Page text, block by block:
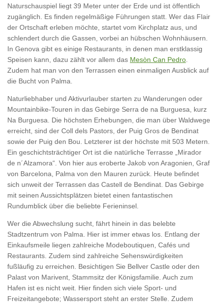
Naturschauspiel liegt 39 Meter unter der Erde und ist öffentlich
zugänglich. Es finden regelmäßige Führungen statt. Wer das Flair
der Ortschaft erleben möchte, startet vom Kirchplatz aus, und
schlendert durch die Gassen, vorbei an hübschen Wohnhäusern.
In Genova gibt es einige Restaurants, in denen man erstklassig
Speisen kann, dazu zählt vor allem das Mesòn Can Pedro
Zudem hat man von den Terrassen einen einmaligen Ausblick auf
die Bucht von Palma.
Naturliebhaber und Aktivurlauber starten zu Wanderungen oder
Mountainbike-Touren in das Gebirge Serra de na Burguesa, kurz
Na Burguesa. Die höchsten Erhebungen, die man über Waldwege
erreicht, sind der Coll dels Pastors, der Puig Gros de Bendinat
sowie der Puig den Bou. Letzterer ist der höchste mit 503 Metern.
Ein geschichtsträchtiger Ort ist die natürliche Terrasse „Mirador
de n´Alzamora“. Von hier aus eroberte Jakob von Aragonien, Graf
von Barcelona, Palma von den Mauren zurück. Heute befindet
sich unweit der Terrassen das Castell de Bendinat. Das Gebirge
mit seinen Aussichtsplätzen bietet einen fantastischen
Rundumblick über die beliebte Ferieninsel.
Wer die Abwechslung sucht, fährt hinein in das belebte
Stadtzentrum von Palma. Hier ist immer etwas los. Entlang der
Einkaufsmeile liegen zahlreiche Modeboutiquen, Cafés und
Restaurants. Zudem sind zahlreiche Sehenswürdigkeiten
fußläufig zu erreichen. Besichtigen Sie Bellver Castle oder den
Palast von Marivent, Stammsitz der Königsfamilie. Auch zum
Hafen ist es nicht weit. Hier finden sich viele Sport- und
Freizeitangebote; Wassersport steht an erster Stelle. Zudem